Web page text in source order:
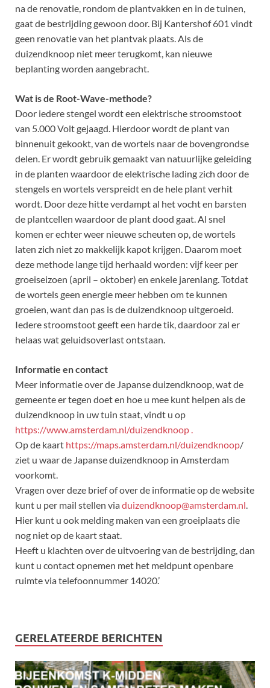
na de renovatie, rondom de plantvakken en in de tuinen,
gaat de bestrijding gewoon door. Bij Kantershof 601 vindt
geen renovatie van het plantvak plaats. Als de
duizendknoop niet meer terugkomt, kan nieuwe
beplanting worden aangebracht.
Wat is de Root-Wave-methode?
Door iedere stengel wordt een elektrische stroomstoot
van 5.000 Volt gejaagd. Hierdoor wordt de plant van
binnenuit gekookt, van de wortels naar de bovengrondse
delen. Er wordt gebruik gemaakt van natuurlijke geleiding
in de planten waardoor de elektrische lading zich door de
stengels en wortels verspreidt en de hele plant verhit
wordt. Door deze hitte verdampt al het vocht en barsten
de plantcellen waardoor de plant dood gaat. Al snel
komen er echter weer nieuwe scheuten op, de wortels
laten zich niet zo makkelijk kapot krijgen. Daarom moet
deze methode lange tijd herhaald worden: vijf keer per
groeiseizoen (april – oktober) en enkele jarenlang. Totdat
de wortels geen energie meer hebben om te kunnen
groeien, want dan pas is de duizendknoop uitgeroeid.
Iedere stroomstoot geeft een harde tik, daardoor zal er
helaas wat geluidsoverlast ontstaan.
Informatie en contact
Meer informatie over de Japanse duizendknoop, wat de
gemeente er tegen doet en hoe u mee kunt helpen als de
duizendknoop in uw tuin staat, vindt u op
https://www.amsterdam.nl/duizendknoop .
Op de kaart https://maps.amsterdam.nl/duizendknoop/
ziet u waar de Japanse duizendknoop in Amsterdam
voorkomt.
Vragen over deze brief of over de informatie op de website
kunt u per mail stellen viaduizendknoop@amsterdam.nl.
Hier kunt u ook melding maken van een groeiplaats die
nog niet op de kaart staat.
Heeft u klachten over de uitvoering van de bestrijding, dan
kunt u contact opnemen met het meldpunt openbare
ruimte via telefoonnummer 14020.’
GERELATEERDE BERICHTEN